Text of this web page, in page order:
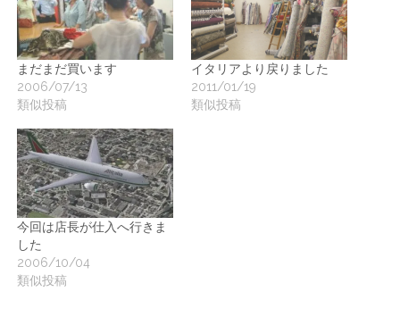
まだまだ買います
2006/07/13
類似投稿
イタリアより戻りました
2011/01/19
類似投稿
今回は店長が仕入へ行きま
した
2006/10/04
類似投稿